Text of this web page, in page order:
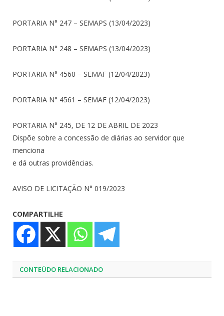
PORTARIA N° 247 – SEMAPS (13/04/2023)
PORTARIA N° 248 – SEMAPS (13/04/2023)
PORTARIA N° 4560 – SEMAF (12/04/2023)
PORTARIA N° 4561 – SEMAF (12/04/2023)
PORTARIA N° 245, DE 12 DE ABRIL DE 2023
Dispõe sobre a concessão de diárias ao servidor que
menciona
e dá outras providências.
AVISO DE LICITAÇÃO N° 019/2023
COMPARTILHE
CONTEÚDO RELACIONADO